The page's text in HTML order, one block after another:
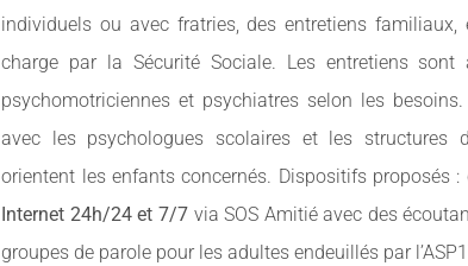
individuels ou avec fratries, des entretiens
charge par la Sécurité Sociale. Les entretiens sont
psychomotriciennes et psychiatres selon les
avec les psychologues scolaires et les structures
orientent les enfants concernés. Dispositifs proposés :
Internet 24h/24 et 7/7via SOS Amitié avec des
groupes de parole pour les adultes endeuillés par